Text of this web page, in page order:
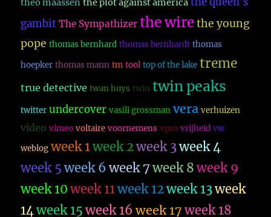
theo maassen the plot against america
gambit The Sympathizer the wire the young
pope thomas bernhard thomas bernhardt thomas
hoepker thomas mann tm tool top of the lake treme
true detective twan huys twin twin peaks
twitter undercover vasili grossman vera verhuizen
video vimeo voltaire voornemens vpro vrijheid vw
weblog week 1week 2week 3week 4
week 5 week 6 week 7 week 8 week 9
week 10 week 11week 12week 13week
14week 15 week 16 week 17 week 18